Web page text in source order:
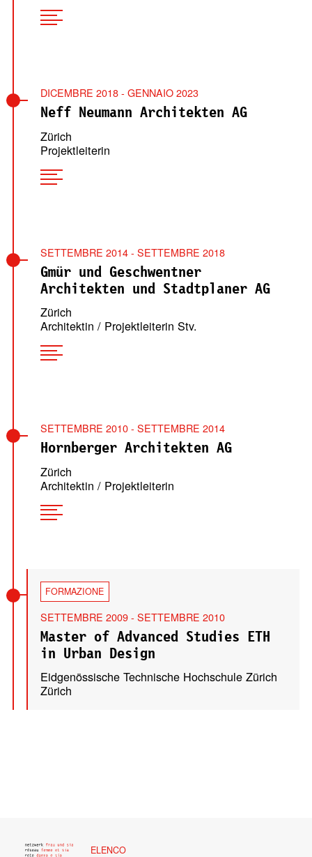
DICEMBRE 2018 - GENNAIO 2023
Neff Neumann Architekten AG
Zürich
Projektleiterin
SETTEMBRE 2014 - SETTEMBRE 2018
Gmür und Geschwentner
Architekten und Stadtplaner AG
Zürich
Architektin / Projektleiterin Stv.
SETTEMBRE 2010 - SETTEMBRE 2014
Hornberger Architekten AG
Zürich
Architektin / Projektleiterin
FORMAZIONE
SETTEMBRE 2009 - SETTEMBRE 2010
Master of Advanced Studies ETH
in Urban Design
Eidgenössische Technische Hochschule Zürich
Zürich
ELENCO